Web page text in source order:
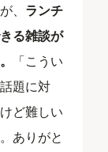
、 ランチ
る雑談が
「こうい
題に対
ど難しい
ありがと